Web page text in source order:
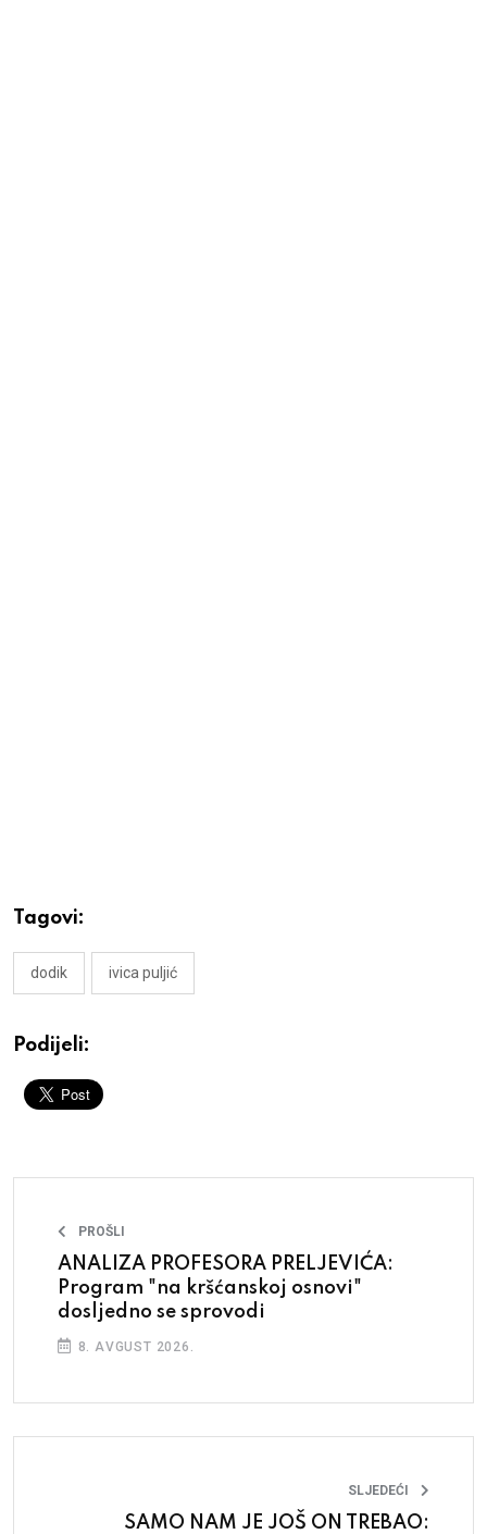
Tagovi:
dodik ivica puljić
Podijeli:
PROŠLI
ANALIZA PROFESORA PRELJEVIĆA:
Program "na kršćanskoj osnovi"
dosljedno se sprovodi
8. AVGUST 2026.
SLJEDEĆI
SAMO NAM JE JOŠ ON TREBAO: